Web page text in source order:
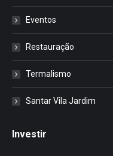
Eventos
Restauração
Termalismo
Santar Vila Jardim
Investir